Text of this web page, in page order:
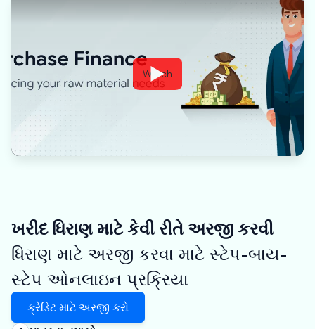
Watch
ખરીદ ધિરાણ માટે કેવી રીતે અરજી કરવી
ધિરાણ માટે અરજી કરવા માટે સ્ટેપ-બાય-
સ્ટેપ ઓનલાઇન પ્રક્રિયા
ક્રેડિટ માટે અરજી કરો